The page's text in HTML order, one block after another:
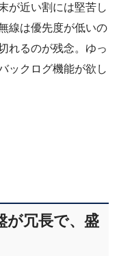
が近い割には堅苦し
線は優先度が低いの
れるのが残念。ゆっ
ックログ機能が欲し
が冗長で、盛